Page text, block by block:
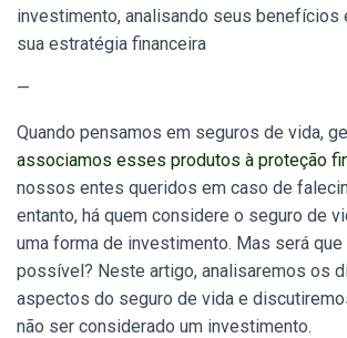
investimento, analisando seus benefícios
sua estratégia financeira
—
Quando pensamos em seguros de vida,
associamos esses produtos à proteção
nossos entes queridos em caso de
entanto, há quem considere o seguro de
uma forma de investimento. Mas será
possível? Neste artigo, analisaremos os
aspectos do seguro de vida e
não ser considerado um investimento.